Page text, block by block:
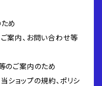
め
ご案内、お問い合わせ等
のご案内のため
ショップの規約、ポリシ